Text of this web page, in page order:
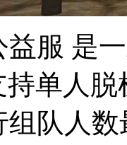
服 是
持单人
队人